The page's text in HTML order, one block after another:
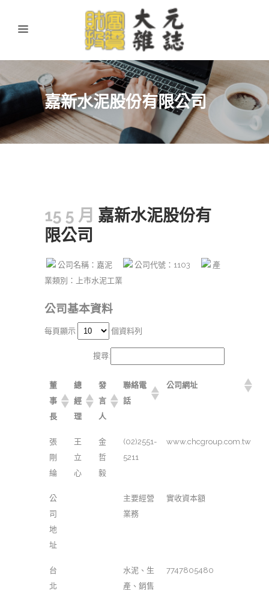
嘉新水泥股份有限公司
15 5 月 嘉新水泥股份有
限公司
公司名稱：嘉泥 公司代號：1103
產
業類別：上市水泥工業
公司基本資料
每頁顯示 個資料列
搜尋:
董
事
長
總
經
理
發
言
人
聯絡電
話
公司網址
張
剛
綸
王
立
心
金
哲
毅
(02)2551-
5211
www.chcgroup.com.tw
公
司
地
址
主要經營
業務
實收資本額
台
北
水泥、生
產、銷售
7747805480